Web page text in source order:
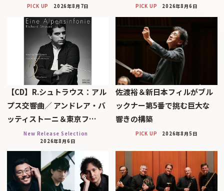
PICK UP 2026年8月7日 PICK UP 2026年8月6日
【CD】R.シュトラウス：アル
プス交響曲／ アンドレア・バ
ッティストーニ＆東京フ…
New Release Selection
2026年8月6日
佐渡裕＆新日本フィルがブル
ックナー第5番で挑む巨大な
響きの構築
PICK UP 2026年8月5日